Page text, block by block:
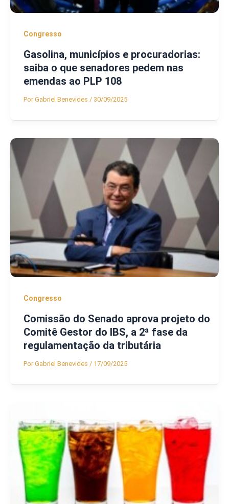
Congresso
Gasolina, municípios e procuradorias:
saiba o que senadores pedem nas
emendas ao PLP 108
PorGabriel Benevides / 30/09/2025
Congresso
Comissão do Senado aprova projeto do
Comitê Gestor do IBS, a 2ª fase da
regulamentação da tributária
PorGabriel Benevides / 17/09/2025